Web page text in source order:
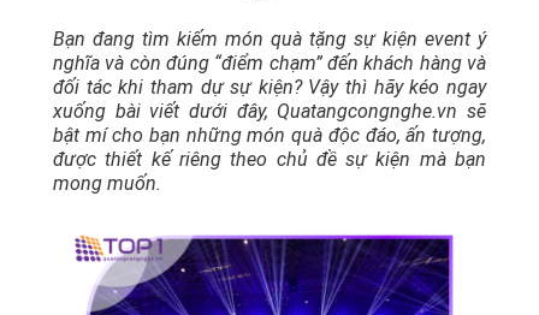
Bạn đang tìm kiếm món quà tặng sự kiện event ý
nghĩa và còn đúng “điểm chạm” đến khách hàng và
đối tác khi tham dự sự kiện? Vậy thì hãy kéo ngay
xuống bài viết dưới đây, Quatangcongnghe.vn sẽ
bật mí cho bạn những món quà độc đáo, ấn tượng,
được thiết kế riêng theo chủ đề sự kiện mà bạn
mong muốn.